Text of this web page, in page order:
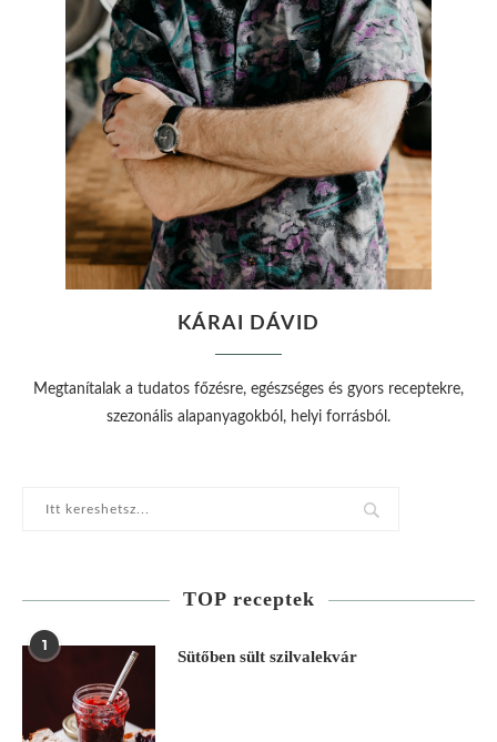
KÁRAI DÁVID
Megtanítalak a tudatos főzésre, egészséges és gyors receptekre,
szezonális alapanyagokból, helyi forrásból.
TOP receptek
1
Sütőben sült szilvalekvár